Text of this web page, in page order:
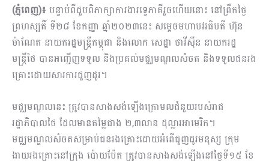
(ភ្នំពេញ)៖ បន្ទាប់ពីជួបពិភាក្សាការងារទ្វេភាគីរួចហើយនោះ នៅព្រឹកថ្ងៃ
ព្រហស្បតិ៍ ទី២៨ ខែកញ្ញា ឆ្នាំ២០២៣​នេះ សម្តេចមហាបវរធិបតី ហ៊ុន
ម៉ាណែត នាយករដ្ឋមន្ត្រីកម្ពុជា និងលោក សេដ្ឋា ថាវីស៊ីន នាយករដ្ឋ
មន្ត្រីថៃ បាន​អញ្ជើញទទួល និងប្រគល់មជ្ឈមណ្ឌលសំចត និងទទួលជនរង
គ្រោះ​ដោយសារ​ការជួញដូរ។
មជ្ឈមណ្ឌលនេះ ត្រូវបានសាងសង់ឡើងក្រោមលជំនួយរបស់រាជ
រដ្ឋាភិបាលថៃ ដែលមានតម្លៃជាង ២,៣លាន ដុល្លារអាមេរិក។
មជ្ឈមណ្ឌលសំចតសម្រាប់ជនរងគ្រោះដោយអំពើជួញដូរមនុស្ស ក្រុម
ងាយរងគ្រោះនៅក្រុង ប៉ោយប៉ែត ត្រូវបានសាងសង់ឡើងនៅថ្ងៃទី១៥ ខែ